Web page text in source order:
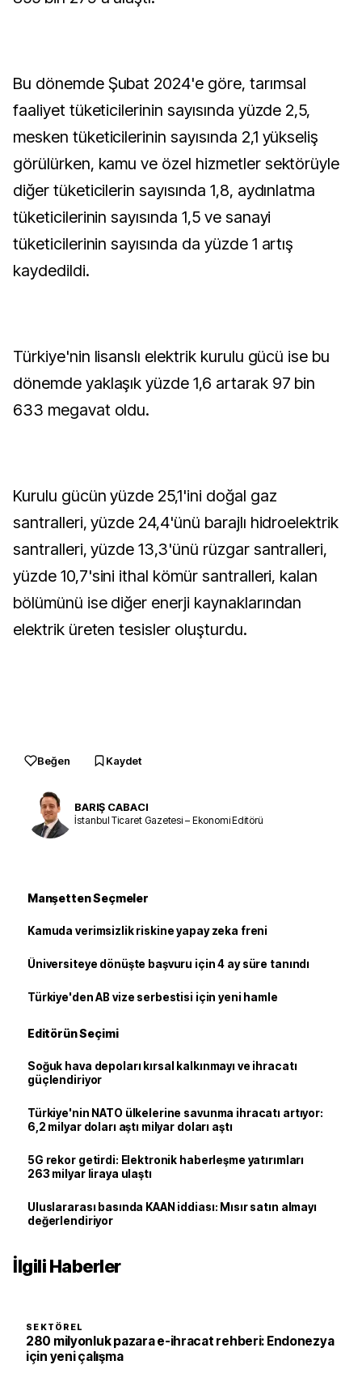
Bu dönemde Şubat 2024'e göre, tarımsal
faaliyet tüketicilerinin sayısında yüzde 2,5,
mesken tüketicilerinin sayısında 2,1 yükseliş
görülürken, kamu ve özel hizmetler sektörüyle
diğer tüketicilerin sayısında 1,8, aydınlatma
tüketicilerinin sayısında 1,5 ve sanayi
tüketicilerinin sayısında da yüzde 1 artış
kaydedildi.
Türkiye'nin lisanslı elektrik kurulu gücü ise bu
dönemde yaklaşık yüzde 1,6 artarak 97 bin
633 megavat oldu.
Kurulu gücün yüzde 25,1'ini doğal gaz
santralleri, yüzde 24,4'ünü barajlı hidroelektrik
santralleri, yüzde 13,3'ünü rüzgar santralleri,
yüzde 10,7'sini ithal kömür santralleri, kalan
bölümünü ise diğer enerji kaynaklarından
elektrik üreten tesisler oluşturdu.
Beğen Kaydet
BARIŞ CABACI
İstanbul Ticaret Gazetesi – Ekonomi Editörü
Manşetten Seçmeler
Kamuda verimsizlik riskine yapay zeka freni
Üniversiteye dönüşte başvuru için 4 ay süre tanındı
Türkiye'den AB vize serbestisi için yeni hamle
Editörün Seçimi
Soğuk hava depoları kırsal kalkınmayı ve ihracatı
güçlendiriyor
Türkiye'nin NATO ülkelerine savunma ihracatı artıyor:
6,2 milyar doları aştı milyar doları aştı
5G rekor getirdi: Elektronik haberleşme yatırımları
263 milyar liraya ulaştı
Uluslararası basında KAAN iddiası: Mısır satın almayı
değerlendiriyor
İlgili Haberler
SEKTÖREL
280 milyonluk pazara e-ihracat rehberi: Endonezya
için yeni çalışma